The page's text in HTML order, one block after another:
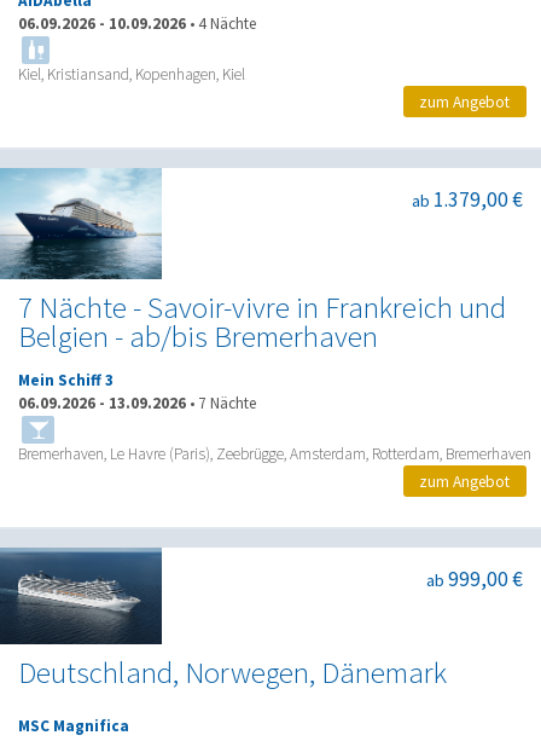
06.09.2026 - 10.09.2026 •4 Nächte
Kiel, Kristiansand, Kopenhagen, Kiel
zum Angebot
7 Nächte - Savoir-vivre in Frankreich und
Belgien - ab/bis Bremerhaven
ab 1.379,00 €
Mein Schiff 3
06.09.2026 - 13.09.2026 • 7 Nächte
Bremerhaven, Le Havre (Paris), Zeebrügge, Amsterdam, Rotterdam, Bremerhaven
zum Angebot
Deutschland, Norwegen, Dänemark
ab 999,00 €
MSC Magnifica